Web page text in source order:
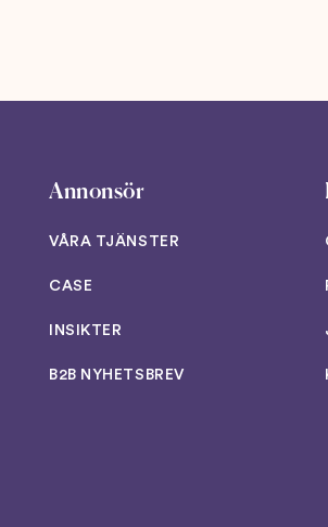
Annonsör
VÅRA TJÄNSTER
CASE
INSIKTER
B2B NYHETSBREV